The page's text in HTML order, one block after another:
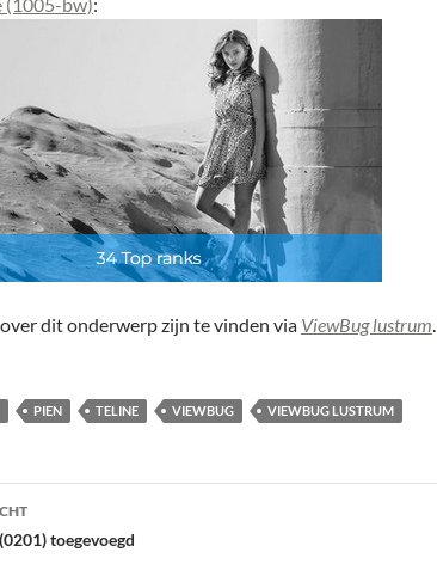
dit onderwerp zijn te vinden via ViewBug lustrum.
PIEN TELINE VIEWBUG VIEWBUG LUSTRUM
toegevoegd